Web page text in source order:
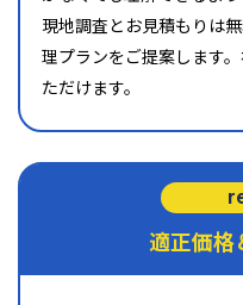
現地調査とお見積もりは
理プランをご提案します
ただけます。
適正価格